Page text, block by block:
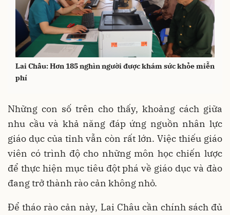
Lai Châu: Hơn 185 nghìn người được khám sức khỏe miễn
phí
Những con số trên cho thấy, khoảng cách giữa
nhu cầu và khả năng đáp ứng nguồn nhân lực
giáo dục của tỉnh vẫn còn rất lớn. Việc thiếu giáo
viên có trình độ cho những môn học chiến lược
để thực hiện mục tiêu đột phá về giáo dục và đào
đang trở thành rào cản không nhỏ.
Để tháo rào cản này, Lai Châu cần chính sách đủ